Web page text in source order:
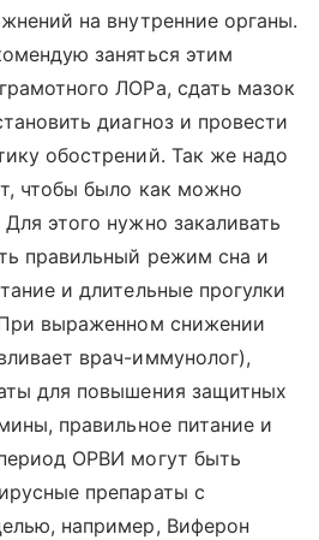
на внутренние органы.
заняться этим
ЛОРа, сдать мазок
диагноз и провести
обострений. Так же надо
чтобы было как можно
этого нужно закаливать
правильный режим сна и
и длительные прогулки
выраженном снижении
врач-иммунолог),
для повышения защитных
правильное питание и
ОРВИ могут быть
препараты с
например, Виферон